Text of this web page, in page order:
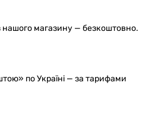
нашого магазину — безкоштовно.
по Україні — за тарифами